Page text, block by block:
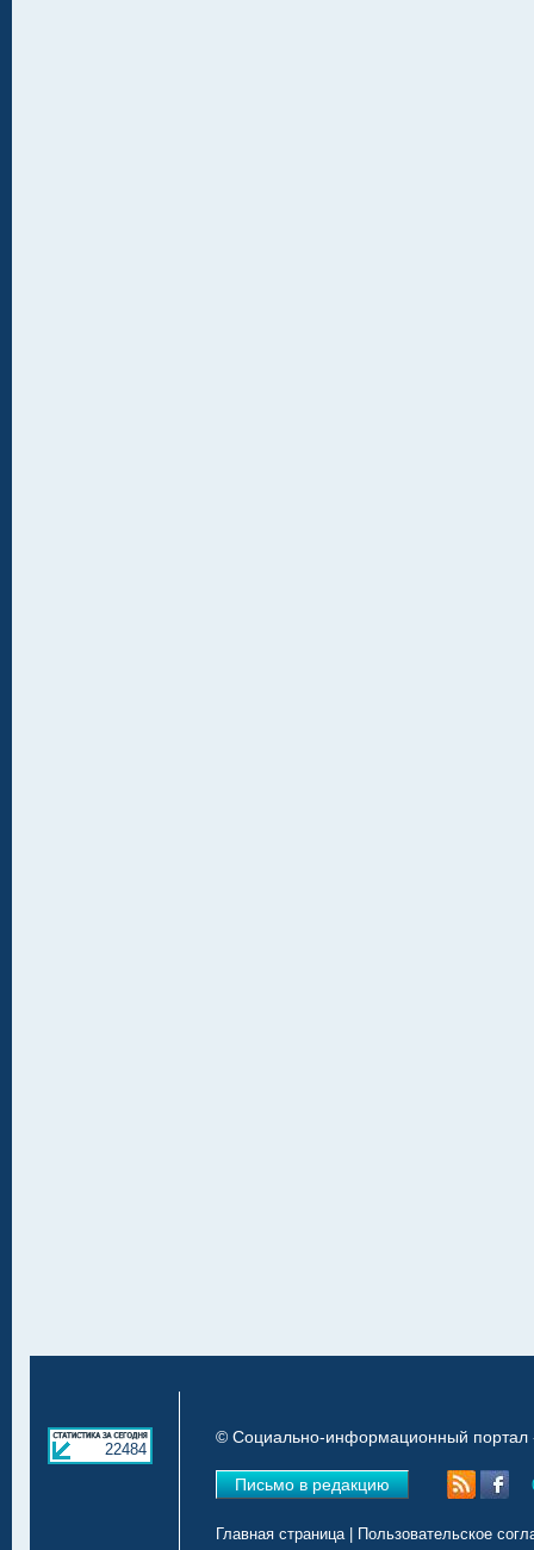
22484
© Социально-информационный портал
Письмо в редакцию
Главная страница| Пользовательское